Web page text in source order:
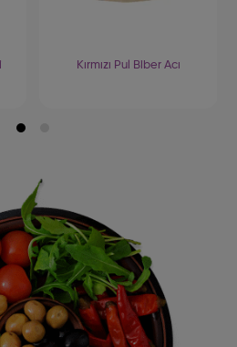
Kırmızı Pul Biber Acı